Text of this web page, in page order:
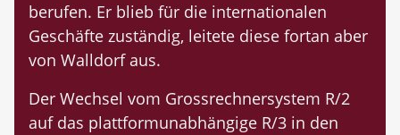
berufen. Er blieb für die internationalen
Geschäfte zuständig, leitete diese fortan aber
von Walldorf aus.
Der Wechsel vom Grossrechnersystem R/2
auf das plattformunabhängige R/3 in den